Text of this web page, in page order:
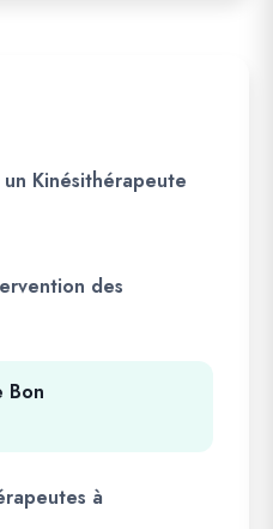
Kinésithérapeute
des
Bon
à